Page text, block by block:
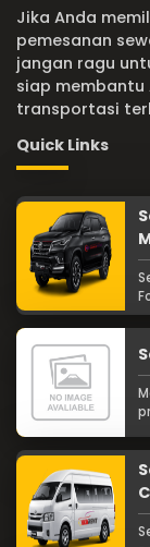
Jika Anda
pemesanan
jangan ragu
siap
transportasi
Quick Links